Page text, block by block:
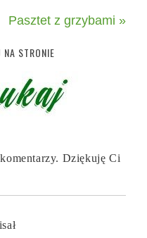
Pasztet z grzybami »
STRONIE
Dziękuję Ci